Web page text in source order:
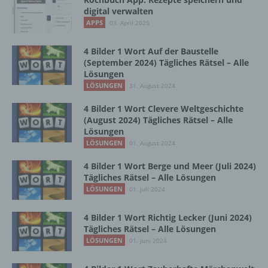
digital verwalten
APPS 03. April 2025
4 Bilder 1 Wort Auf der Baustelle
(September 2024) Tägliches Rätsel – Alle
Lösungen
LÖSUNGEN 31. August 2024
4 Bilder 1 Wort Clevere Weltgeschichte
(August 2024) Tägliches Rätsel – Alle
Lösungen
LÖSUNGEN 01. August 2024
4 Bilder 1 Wort Berge und Meer (Juli 2024)
Tägliches Rätsel – Alle Lösungen
LÖSUNGEN 01. Juli 2024
4 Bilder 1 Wort Richtig Lecker (Juni 2024)
Tägliches Rätsel – Alle Lösungen
LÖSUNGEN 01. Juni 2024
Vorgang oder jede solche Vorgangsreihe im
Zusammenhang mit personenbezogenen
Daten wie das Erheben, das Erfassen, die
die Anpassung oder Veränderung, das
Auslesen, das Abfragen, die Verwendung,
die Offenlegung durch Übermittlung,
Verbreitung oder eine andere Form der
Bereitstellung, den Abgleich oder die
Verknüpfung, die Einschränkung, das
Löschen oder die Vernichtung.
d) Einschränkung der Verarbeitung
Einschränkung der Verarbeitung ist die
personenbezogener Daten mit dem Ziel, ihre
künftige Verarbeitung einzuschränken.